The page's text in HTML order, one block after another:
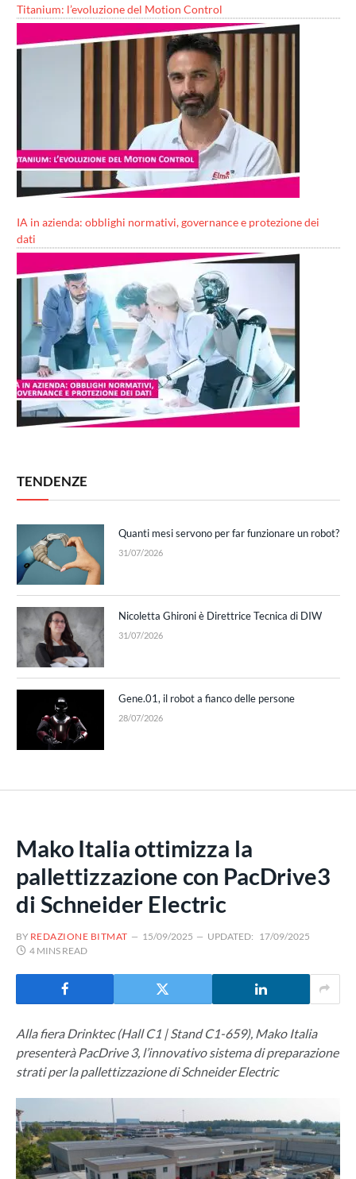
Titanium: l’evoluzione del Motion Control
IA in azienda: obblighi normativi, governance e protezione dei
dati
TENDENZE
Quanti mesi servono per far funzionare un robot?
31/07/2026
Nicoletta Ghironi è Direttrice Tecnica di DIW
31/07/2026
Gene.01, il robot a fianco delle persone
28/07/2026
Mako Italia ottimizza la
pallettizzazione con PacDrive3
di Schneider Electric
BY REDAZIONE BITMAT 15/09/2025 UPDATED: 17/09/2025
4 MINS READ
Alla fiera Drinktec (Hall C1 | Stand C1-659), Mako Italia
presenterà PacDrive 3, l’innovativo sistema di preparazione
strati per la pallettizzazione di Schneider Electric